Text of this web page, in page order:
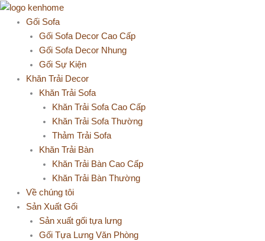
Nhảy
Gối Sofa
Gối Sofa Decor Cao Cấp
Gối Sofa Decor Nhung
Gối Sự Kiện
Khăn Trải Decor
Khăn Trải Sofa
Khăn Trải Sofa Cao Cấp
Khăn Trải Sofa Thường
Thảm Trải Sofa
Khăn Trải Bàn
Khăn Trải Bàn Cao Cấp
Khăn Trải Bàn Thường
Về chúng tôi
Sản Xuất Gối
Sản xuất gối tựa lưng
Gối Tựa Lưng Văn Phòng